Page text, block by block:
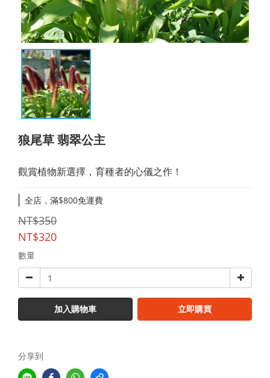
狼尾草 翡翠公主
觀賞植物新選擇，育種者的心儀之作！
全店，滿$800免運費
NT$350
NT$320
數量
加入購物車 立即購買
分享到